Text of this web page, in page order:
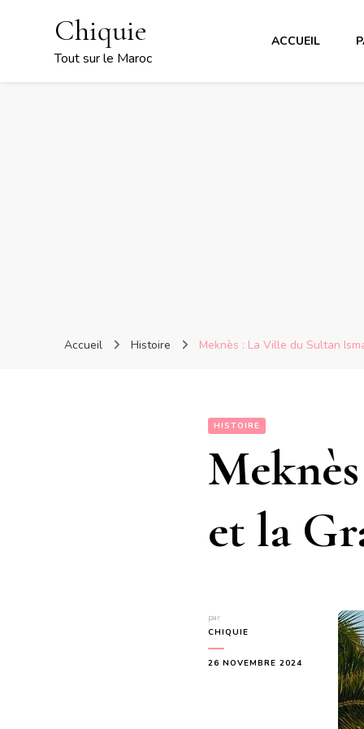
Chiquie
Tout sur le Maroc
ACCUEIL
Accueil Histoire Meknès : La Ville du Sultan
HISTOIRE
et la
par
CHIQUIE
26 NOVEMBRE 2024